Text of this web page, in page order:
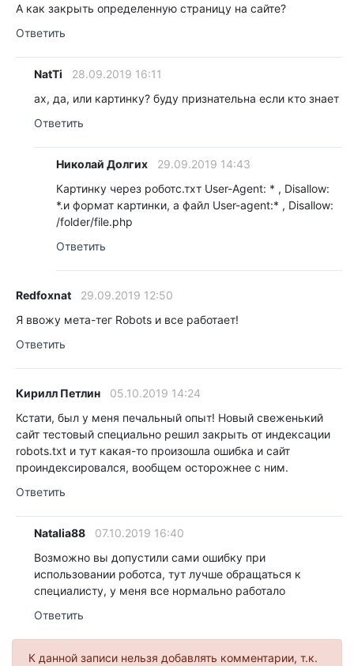
А как закрыть определенную страницу на сайте?
Ответить
NatTi
28.09.2019 16:11
ах, да, или картинку? буду признательна если кто знает
Ответить
Николай Долгих
29.09.2019 14:43
Картинку через роботс.тхт User-Agent: * , Disallow:
*.и формат картинки, а файл User-agent:* , Disallow:
/folder/file.php
Ответить
Redfoxnat
29.09.2019 12:50
Я ввожу мета-тег Robots и все работает!
Ответить
Кирилл Петлин
05.10.2019 14:24
Кстати, был у меня печальный опыт! Новый свеженький
сайт тестовый специально решил закрыть от индексации
robots.txt и тут какая-то произошла ошибка и сайт
проиндексировался, вообщем осторожнее с ним.
Ответить
Natalia88
07.10.2019 16:40
Возможно вы допустили сами ошибку при
использовании роботса, тут лучше обращаться к
специалисту, у меня все нормально работало
Ответить
К данной записи нельзя добавлять комментарии, т.к.